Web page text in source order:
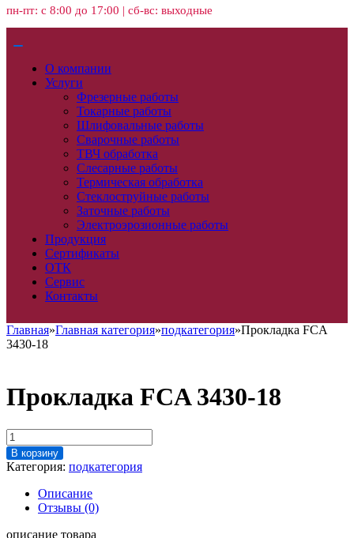
пн-пт: с 8:00 до 17:00 | сб-вс: выходные
О компании
Услуги
Фрезерные работы
Токарные работы
Шлифовальные работы
Сварочные работы
ТВЧ обработка
Слесарные работы
Термическая обработка
Стеклоструйные работы
Заточные работы
Электроэрозионные работы
Продукция
Сертификаты
ОТК
Сервис
Контакты
Главная»Главная категория»подкатегория»Прокладка FCA
3430-18
Прокладка FCA 3430-18
Количество
товара
Прокладка
3430-
В корзину
Категория: подкатегория
Описание
Отзывы (0)
описание товара